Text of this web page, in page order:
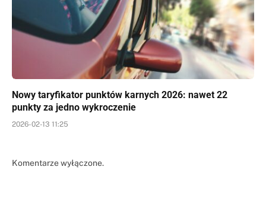
Nowy taryfikator punktów karnych 2026: nawet 22
punkty za jedno wykroczenie
2026-02-13 11:25
Komentarze wyłączone.